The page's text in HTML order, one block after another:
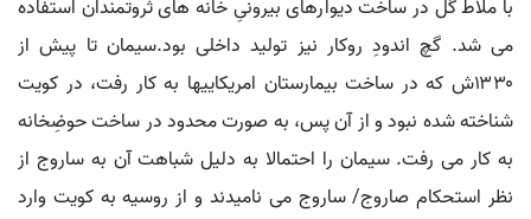
با ملاط گل در ساخت دیوارهای بیرونیِ خانه های ثروتمندان استفاده
می شد. گچ اندودِ روکار نیز تولید داخلی بود.سیمان تا پیش از
۱۳۳۰ش که در ساخت بیمارستان امریکاییها به کار رفت، در کویت
شناخته شده نبود و از آن پس، به صورت محدود در ساخت حوضِخانه
به کار می رفت. سیمان را احتمالا به دلیل شباهت آن به ساروج از
نظر استحکام صاروج/ ساروج می نامیدند و از روسیه به کویت وارد